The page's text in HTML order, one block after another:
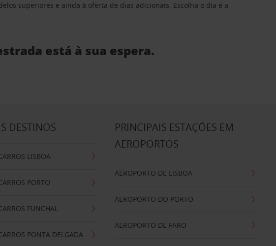
superiores e ainda à oferta de dias adicionais. Escolha o dia e a
está à sua espera.
DESTINOS
LISBOA
PORTO
FUNCHAL
PONTA DELGADA
PRINCIPAIS ESTAÇÕES EM
AEROPORTOS
AEROPORTO DE LISBOA
AEROPORTO DO PORTO
AEROPORTO DE FARO